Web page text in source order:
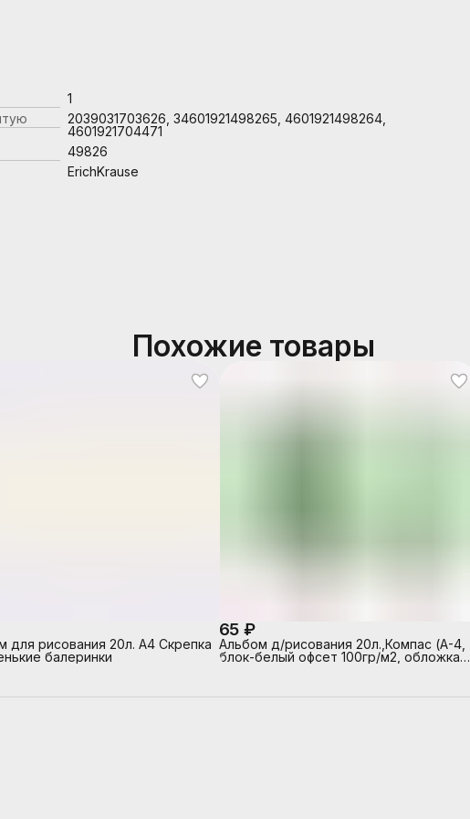
1
2039031703626, 34601921498265, 4601921498264,
4601921704471
49826
ErichKrause
Похожие товары
для рисования 20л. А4 Скрепка
балеринки
65 ₽
Альбом д/рисования 20л.,Компас (А-4,
блок-белый офсет 100гр/м2, обложка -